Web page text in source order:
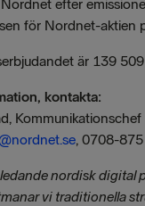
efter
för Nordnet-aktien
är 139
kontakta:
Kommunikationschef
, 0708-
nordisk digital
vi traditionella